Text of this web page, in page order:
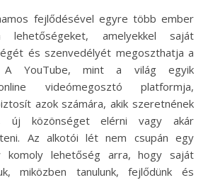
amelyekkel saját
és szenvedélyét megoszthatja a
A YouTube, mint a világ egyik
videómegosztó platformja,
azok számára, akik szeretnének
új közönséget elérni vagy akár
Az alkotói lét nem csupán egy
komoly lehetőség arra, hogy saját
miközben tanulunk, fejlődünk és